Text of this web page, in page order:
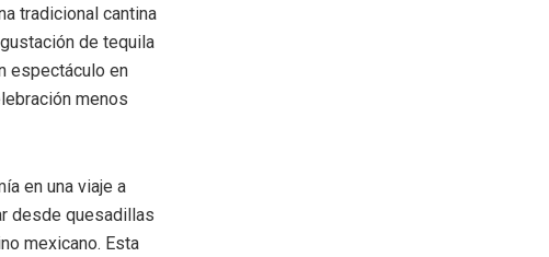
tradicional cantina
de tequila
espectáculo en
menos
en una viaje a
desde quesadillas
mexicano. Esta